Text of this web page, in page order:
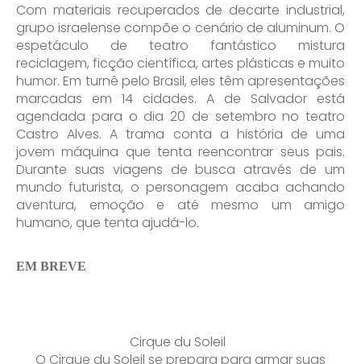
Com materiais recuperados de decarte industrial,
grupo israelense compõe o cenário de aluminum. O
espetáculo de teatro fantástico mistura
reciclagem, ficção científica, artes plásticas e muito
humor. Em turnê pelo Brasil, eles têm apresentações
marcadas em 14 cidades. A de Salvador está
agendada para o dia 20 de setembro no teatro
Castro Alves. A trama conta a história de uma
jovem máquina que tenta reencontrar seus pais.
Durante suas viagens de busca através de um
mundo futurista, o personagem acaba achando
aventura, emoção e até mesmo um amigo
humano, que tenta ajudá-lo.
EM BREVE
Cirque du Soleil
O Cirque du Soleil se prepara para armar suas